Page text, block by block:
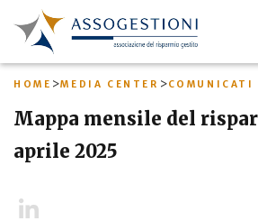
contenuto
principale
HOME >MEDIA CENTER >COMUNICATI
Mappa mensile del
aprile 2025